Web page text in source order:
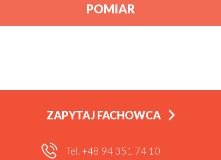
POMIAR
ZAPYTAJ FACHOWCA
Tel. +48 94 351 74 10